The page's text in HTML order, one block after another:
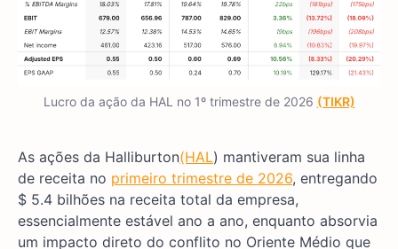
Lucro da ação da HAL no 1º trimestre de 2026 (TIKR)
As ações da Halliburton(HAL) mantiveram sua linha
de receita no primeiro trimestre de 2026, entregando
$ 5.4 bilhões na receita total da empresa,
essencialmente estável ano a ano, enquanto absorvia
um impacto direto do conflito no Oriente Médio que